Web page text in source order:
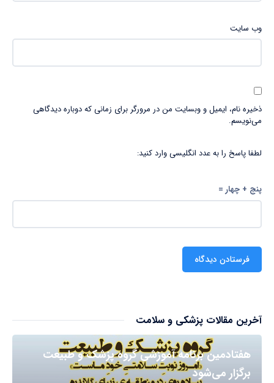
وب‌ سایت
ذخیره نام، ایمیل و وبسایت من در مرورگر برای زمانی که دوباره دیدگاهی
می‌نویسم.
لطفا پاسخ را به عدد انگلیسی وارد کنید:
پنج + چهار =
آخرین مقالات پزشکی و سلامت
هفتادمین برنامه آموزشی گروه پزشک و طبیعت
برگزار می‌شود